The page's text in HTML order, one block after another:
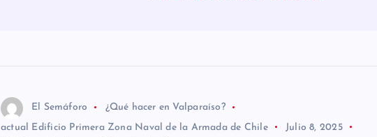
El Semáforo
¿Qué hacer en Valparaíso?
actual Edificio Primera Zona Naval de la Armada de Chile
Julio 8, 2025